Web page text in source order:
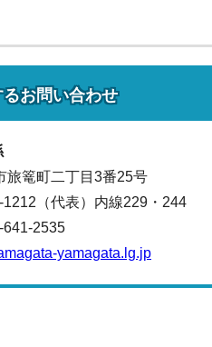
るお問い合わせ
篭町二丁目3番25号
（代表） 内線229・244
641-2535
yamagata.lg.jp